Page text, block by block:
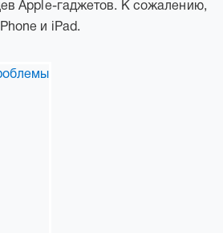
Apple-гаджетов. К сожалению,
и iPad.